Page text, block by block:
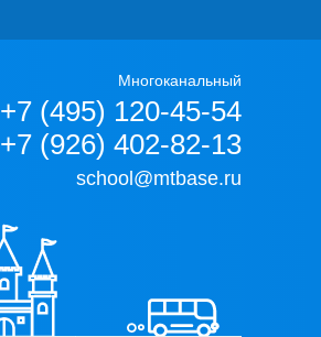
Многоканальный
+7 (495) 120-45-54
+7 (926) 402-82-13
school@mtbase.ru